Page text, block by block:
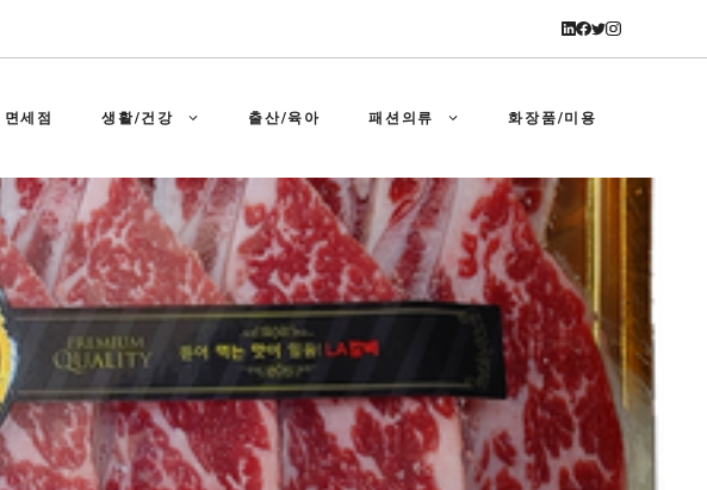
면세점 생활/건강 출산/육아 패션의류 화장품/미용